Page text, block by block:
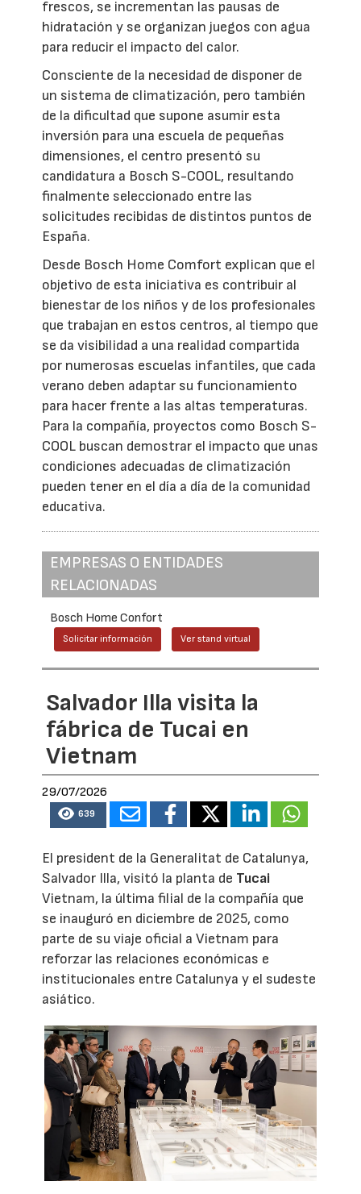
frescos, se incrementan las pausas de
hidratación y se organizan juegos con agua
para reducir el impacto del calor.
Consciente de la necesidad de disponer de
un sistema de climatización, pero también
de la dificultad que supone asumir esta
inversión para una escuela de pequeñas
dimensiones, el centro presentó su
candidatura a Bosch S-COOL, resultando
finalmente seleccionado entre las
solicitudes recibidas de distintos puntos de
España.
Desde Bosch Home Comfort explican que el
objetivo de esta iniciativa es contribuir al
bienestar de los niños y de los profesionales
que trabajan en estos centros, al tiempo que
se da visibilidad a una realidad compartida
por numerosas escuelas infantiles, que cada
verano deben adaptar su funcionamiento
para hacer frente a las altas temperaturas.
Para la compañía, proyectos como Bosch S-
COOL buscan demostrar el impacto que unas
condiciones adecuadas de climatización
pueden tener en el día a día de la comunidad
educativa.
EMPRESAS O ENTIDADES
RELACIONADAS
Bosch Home Confort
Solicitar información Ver stand virtual
Salvador Illa visita la
fábrica de Tucai en
Vietnam
29/07/2026
639
El president de la Generalitat de Catalunya,
Salvador Illa, visitó la planta de Tucai
Vietnam, la última filial de la compañía que
se inauguró en diciembre de 2025, como
parte de su viaje oficial a Vietnam para
reforzar las relaciones económicas e
institucionales entre Catalunya y el sudeste
asiático.